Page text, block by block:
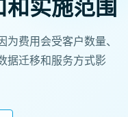
实施范围
费用会受客户数量、
据迁移和服务方式影